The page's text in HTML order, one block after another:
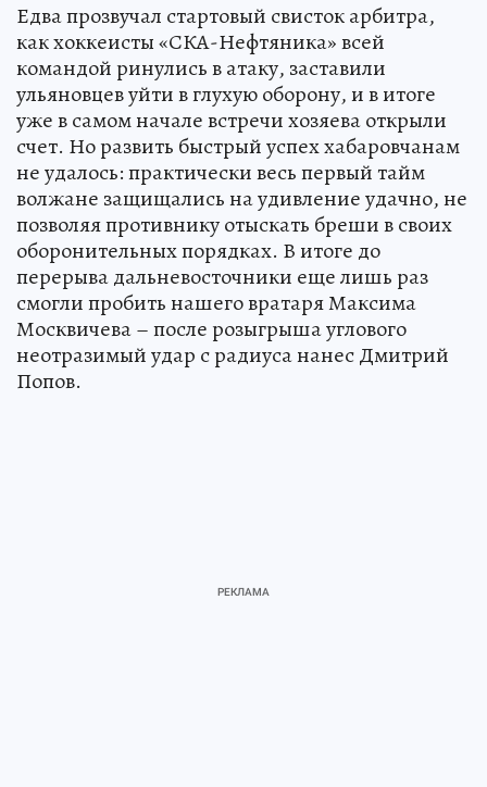
Едва прозвучал стартовый свисток арбитра,
как хоккеисты «СКА-Нефтяника» всей
командой ринулись в атаку, заставили
ульяновцев уйти в глухую оборону, и в итоге
уже в самом начале встречи хозяева открыли
счет. Но развить быстрый успех хабаровчанам
не удалось: практически весь первый тайм
волжане защищались на удивление удачно, не
позволяя противнику отыскать бреши в своих
оборонительных порядках. В итоге до
перерыва дальневосточники еще лишь раз
смогли пробить нашего вратаря Максима
Москвичева – после розыгрыша углового
неотразимый удар с радиуса нанес Дмитрий
Попов.